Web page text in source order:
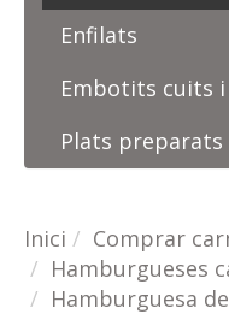
Enfilats
Embotits cuits
Plats preparats
Inici
Comprar
Hamburgueses
Hamburguesa